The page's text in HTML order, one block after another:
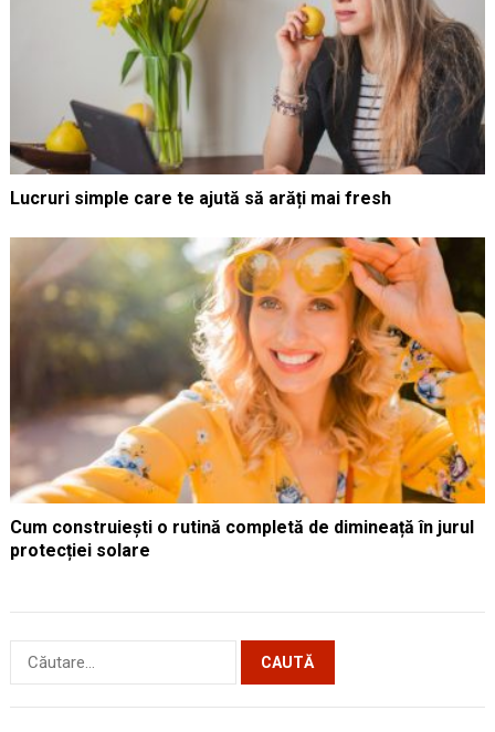
Lucruri simple care te ajută să arăți mai fresh
Cum construiești o rutină completă de dimineață în jurul
protecției solare
Caută